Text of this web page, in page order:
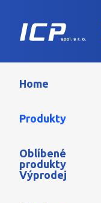
Home
Produkty
Oblíbené
produkty
Výprodej